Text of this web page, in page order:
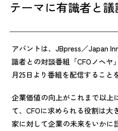
テーマに有識者と議
アバントは、JBpress／Japan
識者との対談番組「CFOノヘヤ
月25日より番組を配信すること
企業価値の向上がこれまで以上
て、CFOに求められる役割は大
家に対して企業の未来をいかに